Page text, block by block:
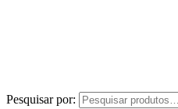
Pesquisar por: